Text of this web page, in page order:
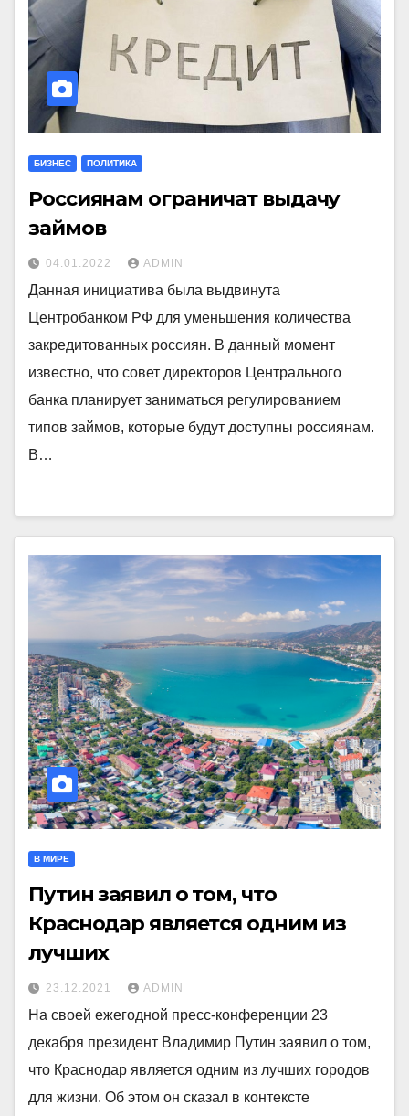
БИЗНЕС ПОЛИТИКА
Россиянам ограничат выдачу
займов
04.01.2022 ADMIN
Данная инициатива была выдвинута
Центробанком РФ для уменьшения количества
закредитованных россиян. В данный момент
известно, что совет директоров Центрального
банка планирует заниматься регулированием
типов займов, которые будут доступны россиянам.
В…
В МИРЕ
Путин заявил о том, что
Краснодар является одним из
лучших
23.12.2021 ADMIN
На своей ежегодной пресс-конференции 23
декабря президент Владимир Путин заявил о том,
что Краснодар является одним из лучших городов
для жизни. Об этом он сказал в контексте